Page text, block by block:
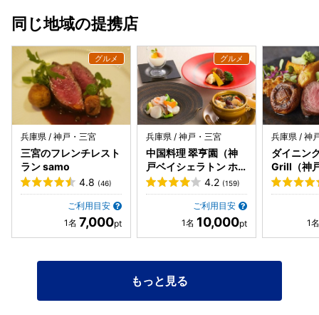
同じ地域の提携店
兵庫県 / 神戸・三宮
三宮のフレンチレスト
ラン samo
4.8 (46)
ご利用目安
7,000
兵庫県 / 神戸・三宮
中国料理 翠亨園（神
戸ベイシェラトン ホ
テル&タワーズ内）
4.2 (159)
ご利用目安
10,000
兵庫県 / 神
ダイニン
Grill（神
トン ホテ
内）
もっと見る